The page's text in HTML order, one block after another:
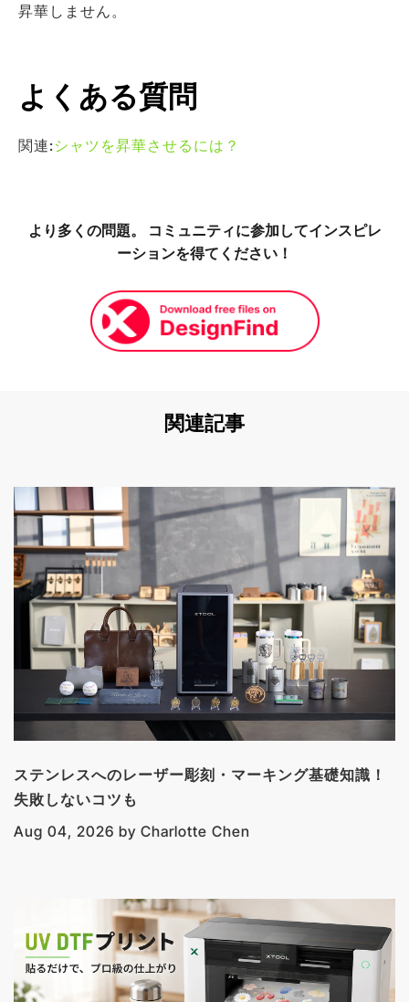
昇華しません。
よくある質問
関連: シャツを昇華させるには？
より多くの問題。 コミュニティに参加してインスピレ
ーションを得てください！
関連記事
ステンレスへのレーザー彫刻・マーキング基礎知識！
失敗しないコツも
Aug 04, 2026 by Charlotte Chen